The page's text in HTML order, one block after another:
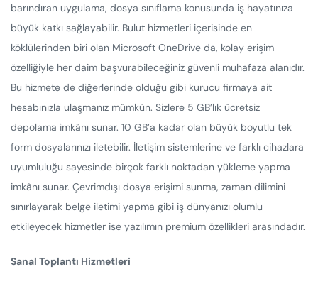
barındıran uygulama, dosya sınıflama konusunda iş hayatınıza
büyük katkı sağlayabilir. Bulut hizmetleri içerisinde en
köklülerinden biri olan Microsoft OneDrive da, kolay erişim
özelliğiyle her daim başvurabileceğiniz güvenli muhafaza alanıdır.
Bu hizmete de diğerlerinde olduğu gibi kurucu firmaya ait
hesabınızla ulaşmanız mümkün. Sizlere 5 GB’lık ücretsiz
depolama imkânı sunar. 10 GB’a kadar olan büyük boyutlu tek
form dosyalarınızı iletebilir. İletişim sistemlerine ve farklı cihazlara
uyumluluğu sayesinde birçok farklı noktadan yükleme yapma
imkânı sunar. Çevrimdışı dosya erişimi sunma, zaman dilimini
sınırlayarak belge iletimi yapma gibi iş dünyanızı olumlu
etkileyecek hizmetler ise yazılımın premium özellikleri arasındadır.
Sanal Toplantı Hizmetleri